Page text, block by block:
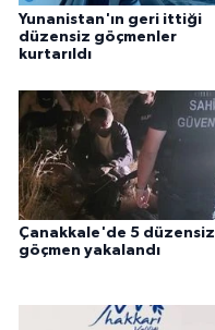
Yunanistan'ın geri ittiği
düzensiz göçmenler
kurtarıldı
Çanakkale'de 5 düzensiz
göçmen yakalandı